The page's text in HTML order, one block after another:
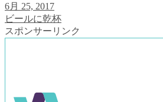
6月 25, 2017
ビールに乾杯
スポンサーリンク